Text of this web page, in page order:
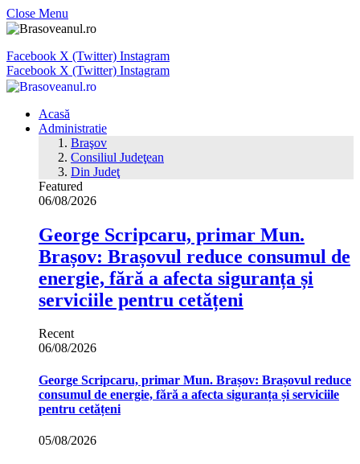
Close Menu
Facebook X (Twitter) Instagram
Facebook X (Twitter) Instagram
Acasă
Administratie
Braşov
Consiliul Judeţean
Din Judeţ
Featured
06/08/2026
George Scripcaru, primar Mun.
Brașov: Brașovul reduce consumul de
energie, fără a afecta siguranța și
serviciile pentru cetățeni
Recent
06/08/2026
George Scripcaru, primar Mun. Brașov: Brașovul reduce
consumul de energie, fără a afecta siguranța și serviciile
pentru cetățeni
05/08/2026